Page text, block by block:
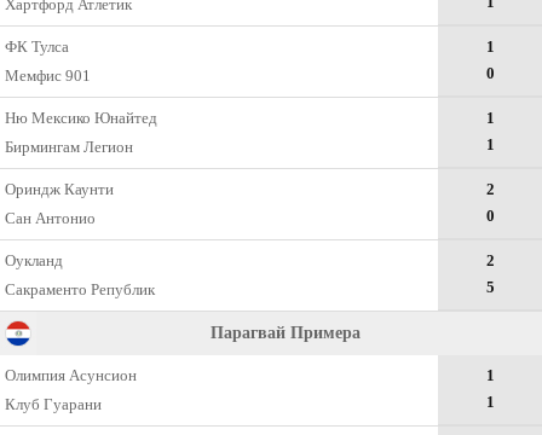
Хартфорд Атлетик
ФК Тулса
Мемфис 901
1
0
Ню Мексико Юнайтед
Бирмингам Легион
1
1
Ориндж Каунти
Сан Антонио
2
0
Оукланд
Сакраменто Републик
2
5
Парагвай Примера
Олимпия Асунсион
Клуб Гуарани
1
1